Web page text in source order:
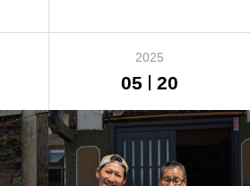
2025
05 20